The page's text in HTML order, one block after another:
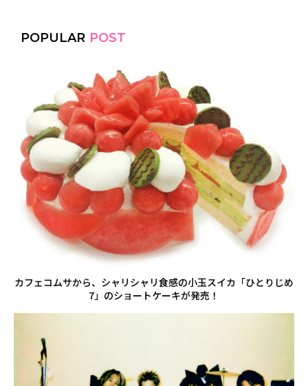
POPULAR POST
カフェコムサから、シャリシャリ食感の小玉スイカ「ひとりじめ
7」のショートケーキが発売！